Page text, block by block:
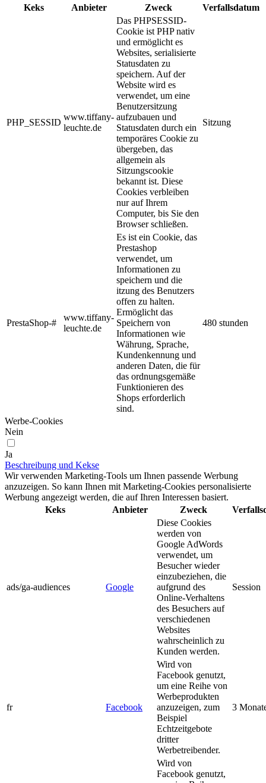
Keks
Anbieter Zweck Verfallsdatum
PHP_SESSID
www.tiffany-
leuchte.de
Das PHPSESSID-
Cookie ist PHP nativ
und ermöglicht es
Websites, serialisierte
Statusdaten zu
speichern. Auf der
Website wird es
verwendet, um eine
Benutzersitzung
aufzubauen und
Statusdaten durch ein
temporäres Cookie zu
übergeben, das
allgemein als
Sitzungscookie
bekannt ist. Diese
Cookies verbleiben
nur auf Ihrem
Computer, bis Sie den
Browser schließen.
Sitzung
PrestaShop-#
www.tiffany-
leuchte.de
Es ist ein Cookie, das
Prestashop
verwendet, um
Informationen zu
speichern und die
itzung des Benutzers
offen zu halten.
Ermöglicht das
Speichern von
Informationen wie
Währung, Sprache,
Kundenkennung und
anderen Daten, die für
das ordnungsgemäße
Funktionieren des
Shops erforderlich
sind.
480 stunden
Werbe-Cookies
Nein
Ja
Beschreibung und Kekse
Wir verwenden Marketing-Tools um Ihnen passende Werbung
anzuzeigen. So kann Ihnen mit Marketing-Cookies personalisierte
Werbung angezeigt werden, die auf Ihren Interessen basiert.
Keks
Anbieter Zweck
ads/ga-audiences Google
Diese Cookies
werden von
Google AdWords
verwendet, um
Besucher wieder
einzubeziehen, die
aufgrund des
Online-Verhaltens
des Besuchers auf
verschiedenen
Websites
wahrscheinlich zu
Kunden werden.
Session
fr Facebook
Wird von
Facebook genutzt,
um eine Reihe von
Werbeprodukten
anzuzeigen, zum
Beispiel
Echtzeitgebote
dritter
Werbetreibender.
3
Wird von
Facebook genutzt,